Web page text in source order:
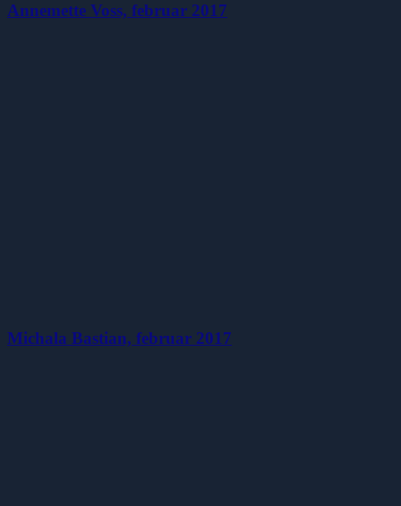
Annemette Voss, februar 2017
Michala Bastian, februar 2017